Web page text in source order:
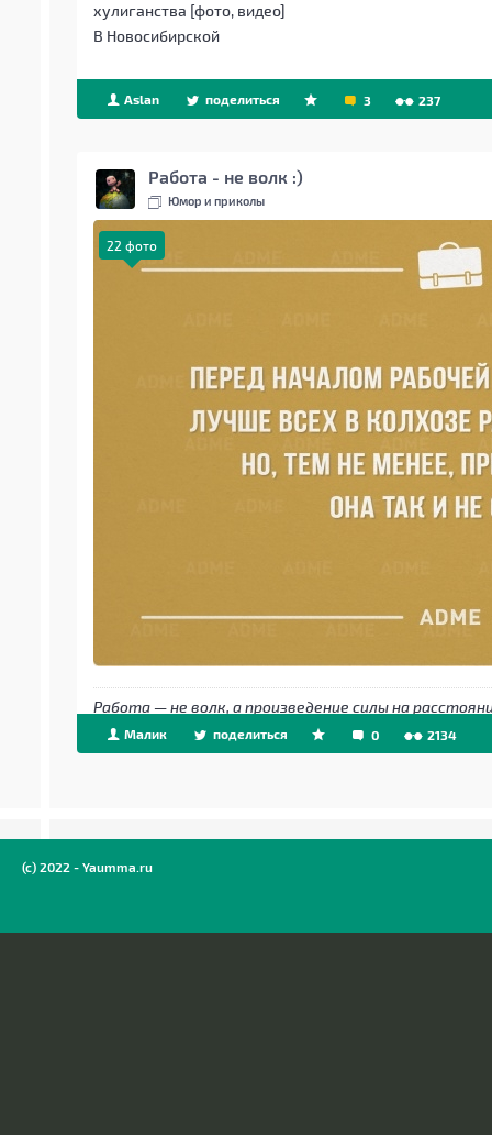
хулиганства [фото, видео]
В Новосибирской
Aslan поделиться 3 237
Работа - не волк :)
Юмор и приколы
22 фото
Работа — не волк, а произведение силы на
Малик поделиться 0 2134
(c) 2022 - Yaumma.ru